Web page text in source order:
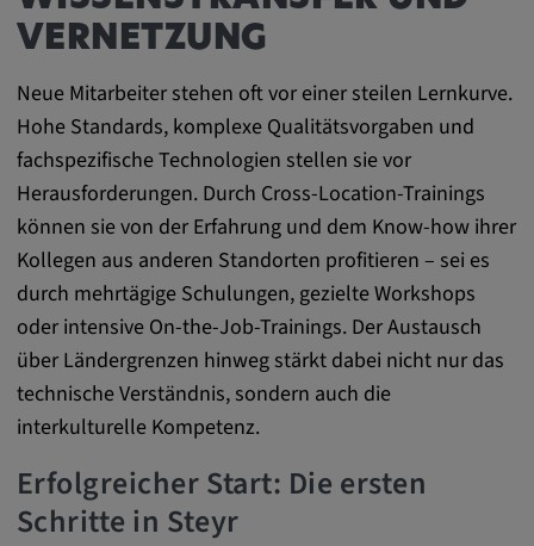
VERNETZUNG
Neue Mitarbeiter stehen oft vor einer steilen Lernkurve.
Hohe Standards, komplexe Qualitätsvorgaben und
fachspezifische Technologien stellen sie vor
Herausforderungen. Durch Cross-Location-Trainings
können sie von der Erfahrung und dem Know-how ihrer
Kollegen aus anderen Standorten profitieren – sei es
durch mehrtägige Schulungen, gezielte Workshops
oder intensive On-the-Job-Trainings. Der Austausch
über Ländergrenzen hinweg stärkt dabei nicht nur das
technische Verständnis, sondern auch die
interkulturelle Kompetenz.
Erfolgreicher Start: Die ersten
Schritte in Steyr
Name:
cookie_consent
Zweck:
benutzerspezifischen Cookie-Einstellungen
Cookie Laufzeit:
1 Jahr
Externe Medien
Notwendig, um Inhalte von externen Medien-
Plattformen anzuzeigen.
Google Maps
Name: